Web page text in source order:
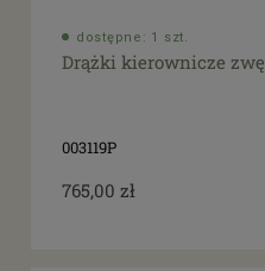
dostępne: 1 szt.
Drążki kierownicze
003119P
765,00 zł